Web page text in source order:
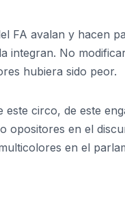
FA avalan y hacen
No
hubiera sido peor.
circo, de este
opositores en el
en el